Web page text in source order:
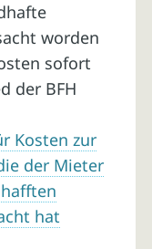
worden
sofort
der BFH
Kosten zur
der Mieter
hat